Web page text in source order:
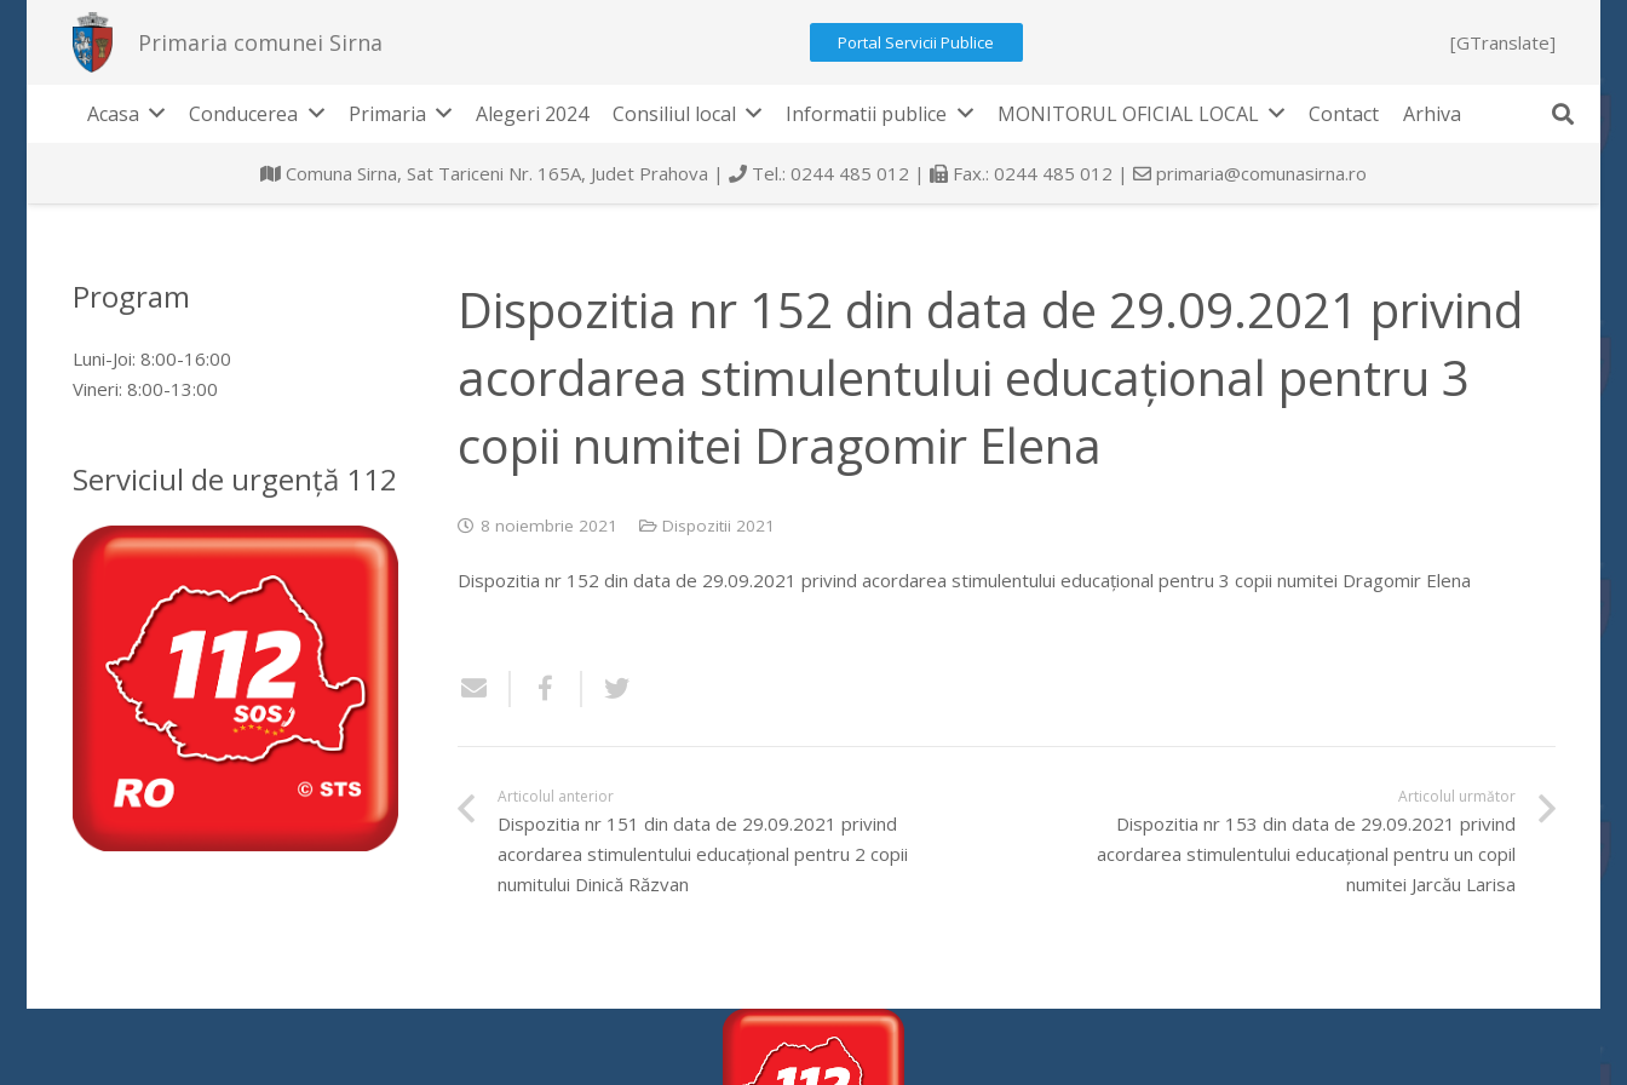
Primaria comunei Sirna Portal Servicii Publice [GTranslate]
Acasa Conducerea Primaria Alegeri 2024 Consiliul local Informatii publice MONITORUL OFICIAL LOCAL Contact Arhiva
Comuna Sirna, Sat Tariceni Nr. 165A, Judet Prahova | Tel.: 0244 485 012 | Fax.: 0244 485 012 | primaria@comunasirna.ro
Dispozitia nr 152 din data de 29.09.2021 privind
acordarea stimulentului educațional pentru 3
copii numitei Dragomir Elena
8 noiembrie 2021 Dispozitii 2021
Dispozitia nr 152 din data de 29.09.2021 privind acordarea stimulentului educațional pentru 3 copii numitei Dragomir Elena
Articolul anterior
Dispozitia nr 151 din data de 29.09.2021 privind
acordarea stimulentului educațional pentru 2 copii
numitului Dinică Răzvan
Articolul următor
Dispozitia nr 153 din data de 29.09.2021 privind
acordarea stimulentului educațional pentru un copil
numitei Jarcău Larisa
Program
Luni-Joi: 8:00-16:00
Vineri: 8:00-13:00
Serviciul de urgență 112